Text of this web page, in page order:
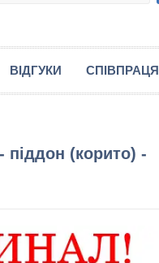
ВІДГУКИ СПІВПРАЦЯ
піддон (корито) -